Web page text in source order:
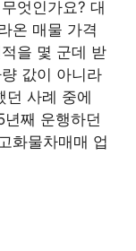
엇인가요? 대
온 매물 가격
을 몇 군데 받
값이 아니라
던 사례 중에
째 운행하던
화물차매매 업